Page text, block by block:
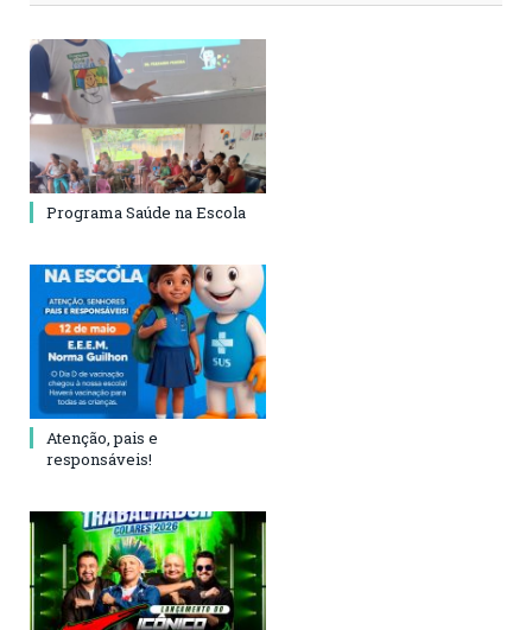
Programa Saúde na Escola
Atenção, pais e
responsáveis!